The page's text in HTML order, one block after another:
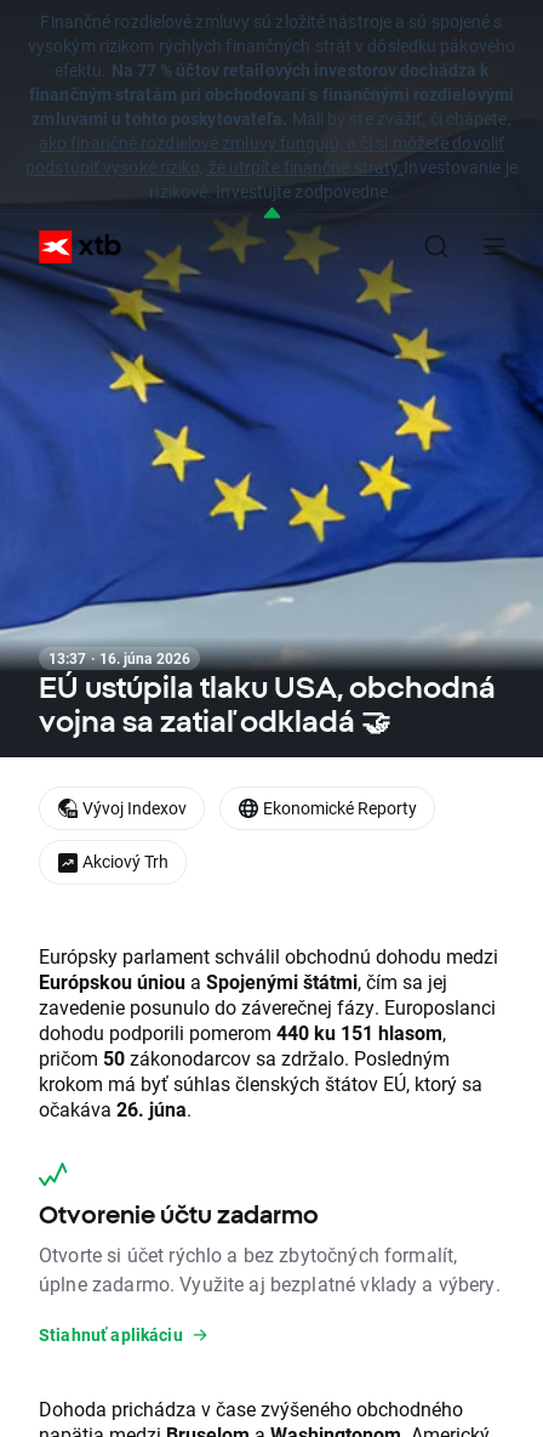
Finančné rozdielové zmluvy sú zložité nástroje a sú spojené s
vysokým rizikom rýchlych finančných strát v dôsledku pákového
efektu. Na 77 % účtov retailových investorov dochádza k
finančným stratám pri obchodovaní s finančnými rozdielovými
zmluvami u tohto poskytovateľa. Mali by ste zvážiť, či chápete,
ako finančné rozdielové zmluvy fungujú, a či si môžete dovoliť
podstúpiť vysoké riziko, že utrpíte finančné straty.Investovanie je
rizikové. Investujte zodpovedne.
13:37 · 16. júna 2026
EÚ ustúpila tlaku USA, obchodná
vojna sa zatiaľ odkladá 🤝
Európsky parlament schválil obchodnú dohodu medzi
Európskou úniou a Spojenými štátmi, čím sa jej
zavedenie posunulo do záverečnej fázy. Europoslanci
dohodu podporili pomerom 440 ku 151 hlasom,
pričom 50zákonodarcov sa zdržalo. Posledným
krokom má byť súhlas členských štátov EÚ, ktorý sa
očakáva 26. júna.
Otvorenie účtu zadarmo
Otvorte si účet rýchlo a bez zbytočných formalít,
úplne zadarmo. Využite aj bezplatné vklady a výbery.
Stiahnuť aplikáciu
Dohoda prichádza v čase zvýšeného obchodného
Vývoj Indexov Ekonomické Reporty
Akciový Trh